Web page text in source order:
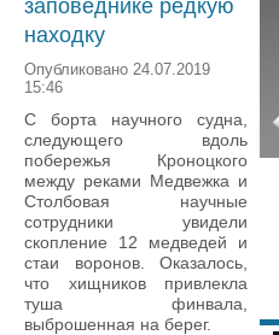
заповеднике редкую
находку
Опубликовано 24.07.2019
15:46
С борта научного судна,
следующего вдоль
побережья Кроноцкого
между реками Медвежка и
Столбовая научные
сотрудники увидели
скопление 12 медведей и
стаи воронов. Оказалось,
что хищников привлекла
туша финвала,
выброшенная на берег.